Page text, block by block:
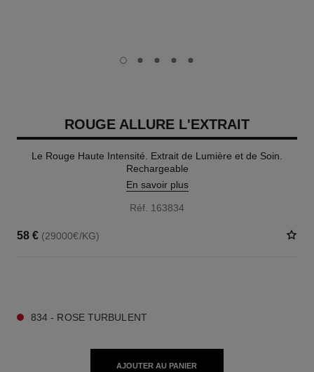
carousel dot
carousel dot
carousel dot
carousel dot
carousel dot
ROUGE ALLURE L'EXTRAIT
Le Rouge Haute Intensité. Extrait de Lumière et de Soin.
Rechargeable
En savoir plus
Réf. 163834
58 € (29000€/KG)
834 - ROSE TURBULENT
AJOUTER AU PANIER